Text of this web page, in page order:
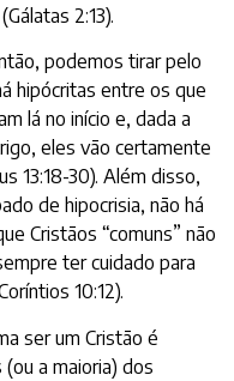
2:13).
podemos tirar pelo
hipócritas entre os que
lá no início e, dada a
eles vão certamente
13:18-30). Além disso,
de hipocrisia, não há
Cristãos “comuns” não
ter cuidado para
10:12).
ser um Cristão é
a maioria) dos